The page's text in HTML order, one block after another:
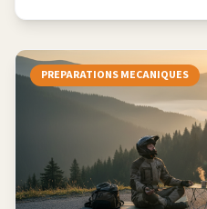
PREPARATIONS MECANIQUES